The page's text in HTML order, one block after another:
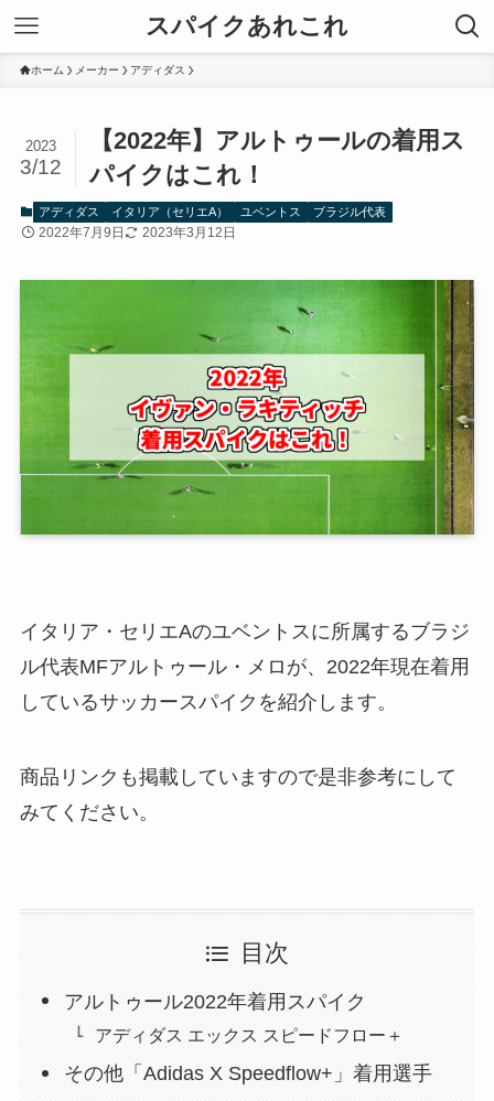
スパイクあれこれ
ホーム メーカー アディダス
【2022年】アルトゥールの着用ス
パイクはこれ！
2023
3/12
アディダス イタリア（セリエA） ユベントス ブラジル代表
2022年7月9日 2023年3月12日
イタリア・セリエAのユベントスに所属するブラジ
ル代表MFアルトゥール・メロが、2022年現在着用
しているサッカースパイクを紹介します。
商品リンクも掲載していますので是非参考にして
みてください。
目次
アルトゥール2022年着用スパイク
アディダス エックス スピードフロー＋
その他「Adidas X Speedflow+」着用選手